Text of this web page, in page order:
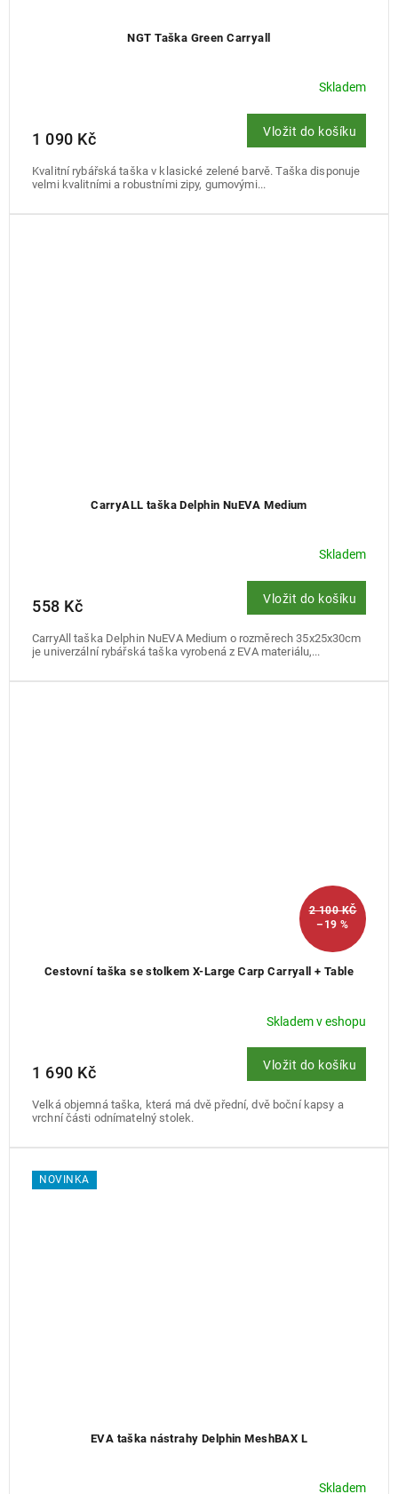
NGT Taška Green Carryall
Skladem
1 090 Kč Vložit do košíku
Kvalitní rybářská taška v klasické zelené barvě. Taška disponuje
velmi kvalitními a robustními zipy, gumovými...
CarryALL taška Delphin NuEVA Medium
Skladem
558 Kč Vložit do košíku
CarryAll taška Delphin NuEVA Medium o rozměrech 35x25x30cm
je univerzální rybářská taška vyrobená z EVA materiálu,...
2 100 KČ
–19 %
Cestovní taška se stolkem X-Large Carp Carryall + Table
Skladem v eshopu
1 690 Kč Vložit do košíku
Velká objemná taška, která má dvě přední, dvě boční kapsy a
vrchní části odnímatelný stolek.
NOVINKA
EVA taška nástrahy Delphin MeshBAX L
Skladem